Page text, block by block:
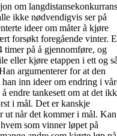
om
ikke nødvendigvis ser på
ideer om måter å kjøre
forsøkt foregående vinter.
timer på å gjennomføre, og
eller kjøre etappen i ett og
argumenterer for at den
inn ideer om endring i
endre tankesett om at det
i mål. Det er kanskje
ut når det kommer i mål. Kan
som vinner løpet på